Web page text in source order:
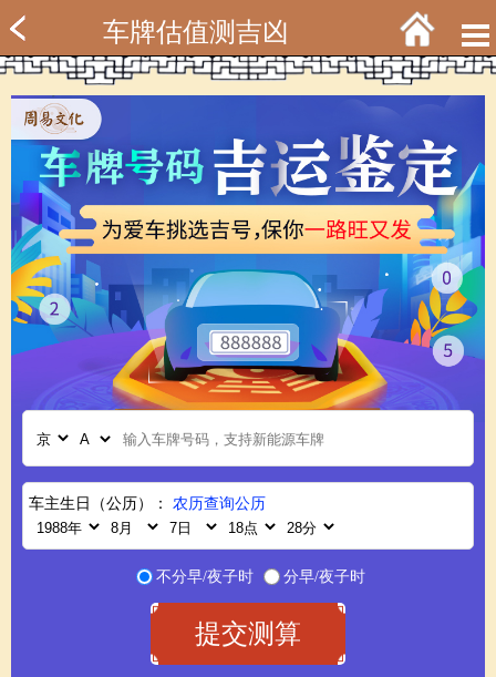
车牌估值测吉凶
车主生日（公历）： 农历查询公历
不分早/夜子时 分早/夜子时